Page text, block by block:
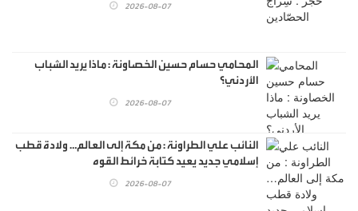
2026-08-07
المحامي حسام حسين الخصاونة : ماذا يريد الشباب
الأردني؟
2026-08-07
النائب علي الطراونة : من مكة إلى العالم… ولادة قطب
إسلامي جديد يعيد كتابة خرائط القوه
2026-08-07